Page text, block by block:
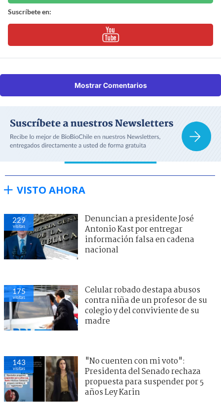
Suscríbete en:
Mostrar Comentarios
VISTO AHORA
229
visitas
Denuncian a presidente José
Antonio Kast por entregar
información falsa en cadena
nacional
175
visitas
Celular robado destapa abusos
contra niña de un profesor de su
colegio y del conviviente de su
madre
143
visitas
"No cuenten con mi voto":
Presidenta del Senado rechaza
propuesta para suspender por 5
años Ley Karin